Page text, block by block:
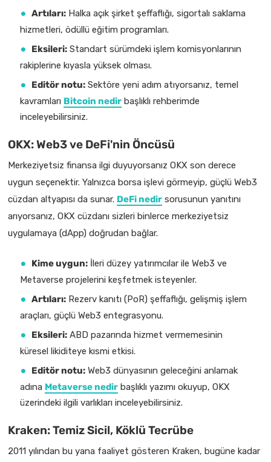
Artıları: Halka açık şirket şeffaflığı, sigortalı saklama
hizmetleri, ödüllü eğitim programları.
Eksileri: Standart sürümdeki işlem komisyonlarının
rakiplerine kıyasla yüksek olması.
Editör notu: Sektöre yeni adım atıyorsanız, temel
kavramları Bitcoin nedir başlıklı rehberimde
inceleyebilirsiniz.
OKX: Web3 ve DeFi'nin Öncüsü
Merkeziyetsiz finansa ilgi duyuyorsanız OKX son derece
uygun seçenektir. Yalnızca borsa işlevi görmeyip, güçlü Web3
cüzdan altyapısı da sunar. DeFi nedir sorusunun yanıtını
arıyorsanız, OKX cüzdanı sizleri binlerce merkeziyetsiz
uygulamaya (dApp) doğrudan bağlar.
Kime uygun: İleri düzey yatırımcılar ile Web3 ve
Metaverse projelerini keşfetmek isteyenler.
Artıları: Rezerv kanıtı (PoR) şeffaflığı, gelişmiş işlem
araçları, güçlü Web3 entegrasyonu.
Eksileri: ABD pazarında hizmet vermemesinin
küresel likiditeye kısmi etkisi.
Editör notu: Web3 dünyasının geleceğini anlamak
adına Metaverse nedir başlıklı yazımı okuyup, OKX
üzerindeki ilgili varlıkları inceleyebilirsiniz.
Kraken: Temiz Sicil, Köklü Tecrübe
2011 yılından bu yana faaliyet gösteren Kraken, bugüne kadar